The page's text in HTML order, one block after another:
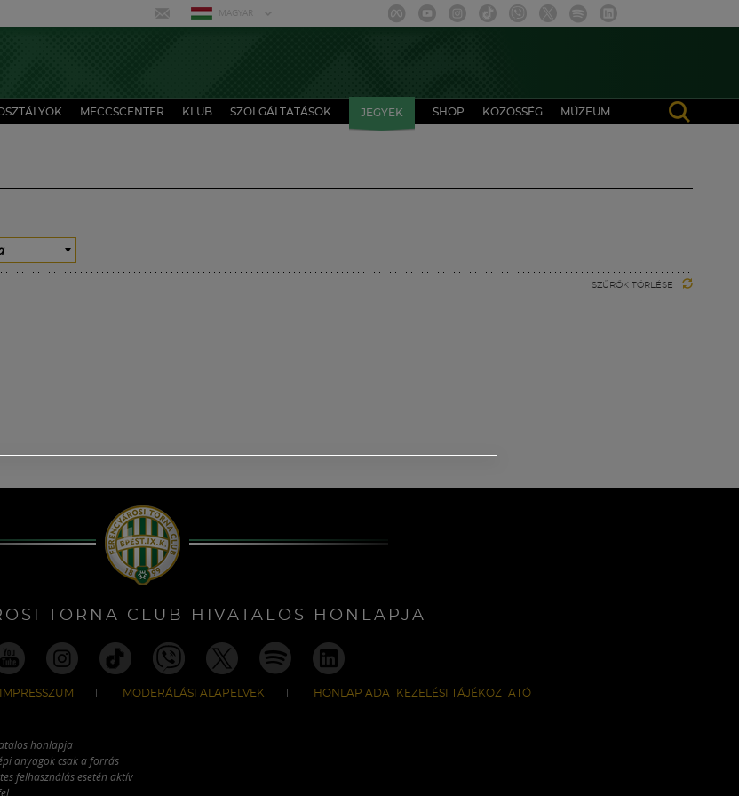
MAGYAR
MECCSCENTER KLUB SZOLGÁLTATÁSOK JEGYEK SHOP KÖZÖSSÉG MÚZEUM
SZŰRŐK TÖRLÉSE
TORNA CLUB HIVATALOS HONLAPJA
IMPRESSZUM MODERÁLÁSI ALAPELVEK HONLAP ADATKEZELÉSI TÁJÉKOZTATÓ
honlapja
anyagok csak a forrás
felhasználás esetén aktív